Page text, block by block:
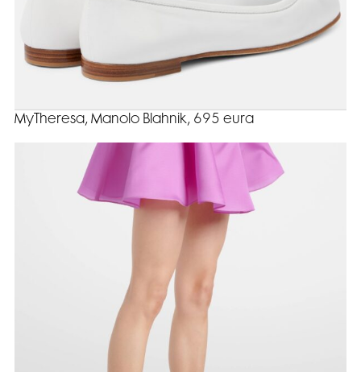
MyTheresa, Manolo Blahnik, 695 eura